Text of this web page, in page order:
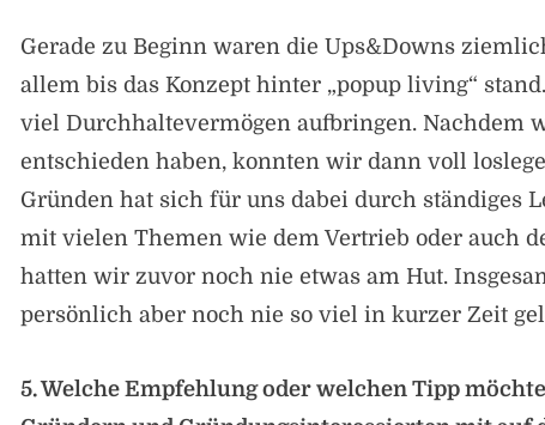
Gerade zu Beginn waren die Ups&Downs
allem bis das Konzept hinter „popup living“
viel Durchhaltevermögen aufbringen. Nachdem
entschieden haben, konnten wir dann voll
Gründen hat sich für uns dabei durch ständiges
mit vielen Themen wie dem Vertrieb oder auch
hatten wir zuvor noch nie etwas am Hut.
persönlich aber noch nie so viel in kurzer Zeit
5. Welche Empfehlung oder welchen Tipp